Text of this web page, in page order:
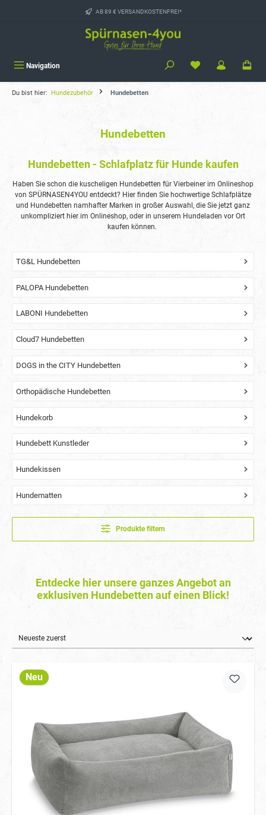
AB 89 € VERSANDKOSTENFREI*
Navigation
Du bist hier: Hundezubehör Hundebetten
Hundebetten
Hundebetten - Schlafplatz für Hunde kaufen
Haben Sie schon die kuscheligen Hundebetten für Vierbeiner im Onlineshop
von SPÜRNASEN4YOU entdeckt? Hier finden Sie hochwertige Schlafplätze
und Hundebetten namhafter Marken in großer Auswahl, die Sie jetzt ganz
unkompliziert hier im Onlineshop, oder in unserem Hundeladen vor Ort
kaufen können.
TG&L Hundebetten
PALOPA Hundebetten
LABONI Hundebetten
Cloud7 Hundebetten
DOGS in the CITY Hundebetten
Orthopädische Hundebetten
Hundekorb
Hundebett Kunstleder
Hundekissen
Hundematten
Produkte filtern
Entdecke hier unsere ganzes Angebot an
exklusiven Hundebetten auf einen Blick!
Neu